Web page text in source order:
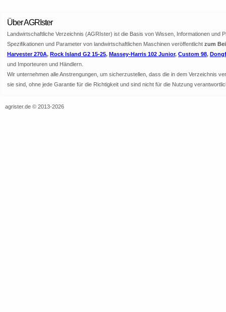
Über AGRIster
Landwirtschaftliche Verzeichnis (AGRIster) ist die Basis von Wissen, Informationen
Spezifikationen und Parameter von landwirtschaftlichen Maschinen veröffentlicht zum
Harvester 270A, Rock Island G2 15-25, Massey-Harris 102 Junior, Custom 98,
und Importeuren und Händlern.
Wir unternehmen alle Anstrengungen, um sicherzustellen, dass die in dem Verzeichnis
sie sind, ohne jede Garantie für die Richtigkeit und sind nicht für die Nutzung
agrister.de © 2013-2026